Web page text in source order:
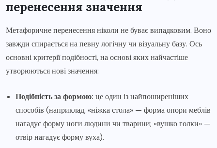
перенесення значення
Метафоричне перенесення ніколи не буває випадковим. Воно
завжди спирається на певну логічну чи візуальну базу. Ось
основні критерії подібності, на основі яких найчастіше
утворюються нові значення:
Подібність за формою: це один із найпоширеніших
способів (наприклад, «ніжка стола» — форма опори меблів
нагадує форму ноги людини чи тварини; «вушко голки» —
отвір нагадує форму вуха).